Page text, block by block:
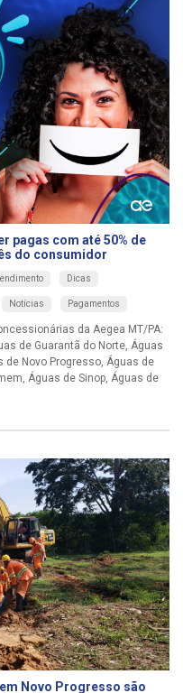
pagas com até 50% de
do consumidor
Dicas
Notícias Pagamentos
da Aegea MT/PA:
de Guarantã do Norte, Águas
Novo Progresso, Águas de
Águas de Sinop, Águas de
Novo Progresso são